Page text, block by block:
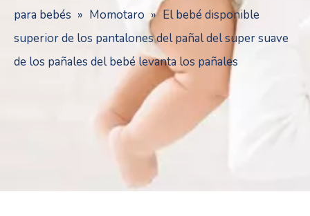
para bebés » Momotaro » El bebé disponible
superior de los pantalones del pañal del super suave
de los pañales del bebé levanta los pañales